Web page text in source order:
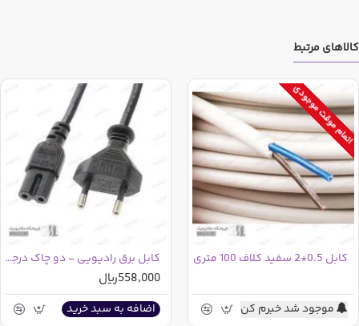
کالاهای مرتبط
اتمام موقت موجودی
کابل 0.5*2 سفید کلاف 100 متری
موجود شد خبرم کن
کابل برق رادیویی - دو چاک درجه دو
558,000ریال
اضافه به سبد خرید